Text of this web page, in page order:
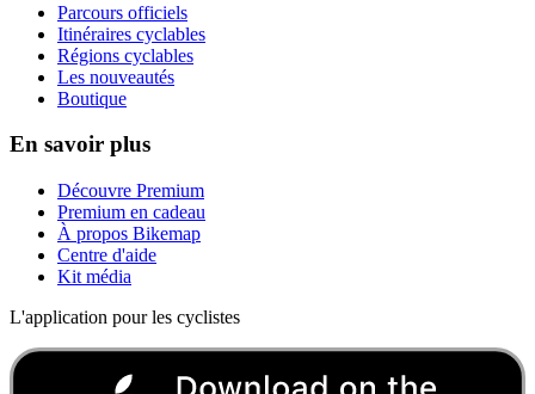
Parcours officiels
Itinéraires cyclables
Régions cyclables
Les nouveautés
Boutique
En savoir plus
Découvre Premium
Premium en cadeau
À propos Bikemap
Centre d'aide
Kit média
L'application pour les cyclistes